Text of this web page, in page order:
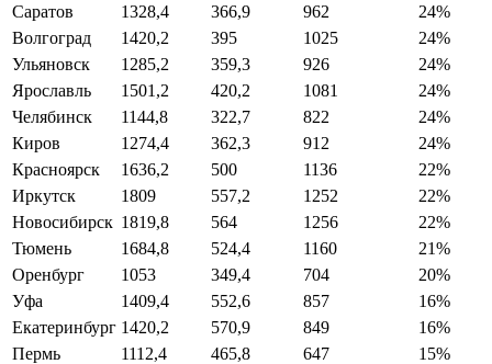
Саратов
1328,4 366,9 962
24%
Волгоград
1420,2 395 1025
24%
Ульяновск
1285,2 359,3 926
24%
Ярославль
1501,2 420,2 1081
24%
Челябинск
1144,8 322,7 822
24%
Киров
1274,4 362,3 912
24%
Красноярск
1636,2 500 1136
22%
Иркутск
1809 557,2 1252
22%
Новосибирск 1819,8 564 1256
22%
Тюмень
1684,8 524,4 1160
21%
Оренбург
1053 349,4 704
20%
Уфа
1409,4 552,6 857
16%
Екатеринбург 1420,2 570,9 849
16%
Пермь
1112,4 465,8 647
15%